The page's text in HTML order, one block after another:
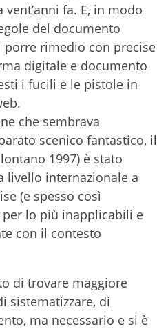
fa. E, in modo
del documento
porre rimedio con precise
digitale e documento
i fucili e le pistole in
che sembrava
scenico fantastico, il
1997) è stato
livello internazionale a
(e spesso così
lo più inapplicabili e
con il contesto
di trovare maggiore
sistematizzare, di
ma necessario e si è